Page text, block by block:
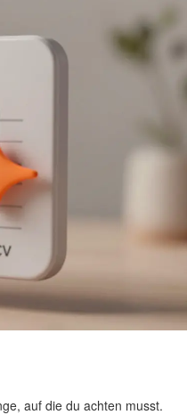
auf die du achten musst.